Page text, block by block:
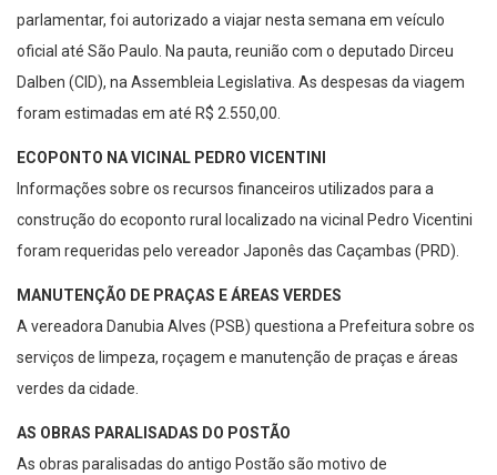
parlamentar, foi autorizado a viajar nesta semana em veículo
oficial até São Paulo. Na pauta, reunião com o deputado Dirceu
Dalben (CID), na Assembleia Legislativa. As despesas da viagem
foram estimadas em até R$ 2.550,00.
ECOPONTO NA VICINAL PEDRO VICENTINI
Informações sobre os recursos financeiros utilizados para a
construção do ecoponto rural localizado na vicinal Pedro Vicentini
foram requeridas pelo vereador Japonês das Caçambas (PRD).
MANUTENÇÃO DE PRAÇAS E ÁREAS VERDES
A vereadora Danubia Alves (PSB) questiona a Prefeitura sobre os
serviços de limpeza, roçagem e manutenção de praças e áreas
verdes da cidade.
AS OBRAS PARALISADAS DO POSTÃO
As obras paralisadas do antigo Postão são motivo de